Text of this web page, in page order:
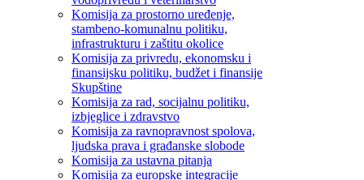
Komisija za prostorno uređenje,
stambeno-komunalnu politiku,
infrastrukturu i zaštitu okolice
Komisija za privredu, ekonomsku i
finansijsku politiku, budžet i finansije
Skupštine
Komisija za rad, socijalnu politiku,
izbjeglice i zdravstvo
Komisija za ravnopravnost spolova,
ljudska prava i građanske slobode
Komisija za ustavna pitanja
Komisija za europske integracije